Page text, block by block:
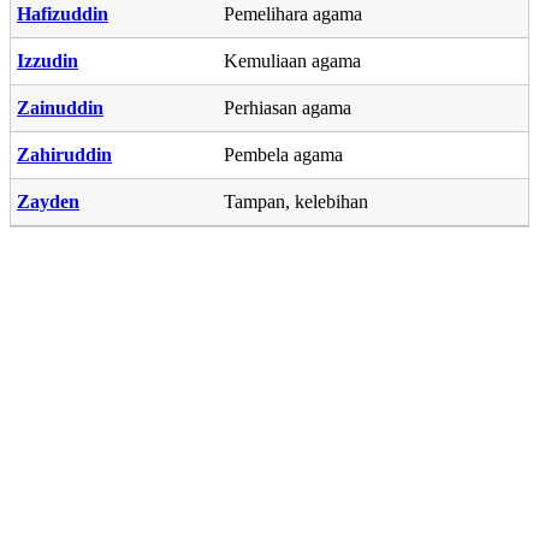
Hafizuddin Pemelihara agama
Izzudin Kemuliaan agama
Zainuddin Perhiasan agama
Zahiruddin Pembela agama
Zayden Tampan, kelebihan